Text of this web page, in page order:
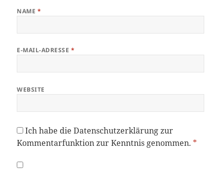
NAME *
E-MAIL-ADRESSE *
WEBSITE
Ich habe dieDatenschutzerklärungzur
Kommentarfunktion zur Kenntnis genommen. *